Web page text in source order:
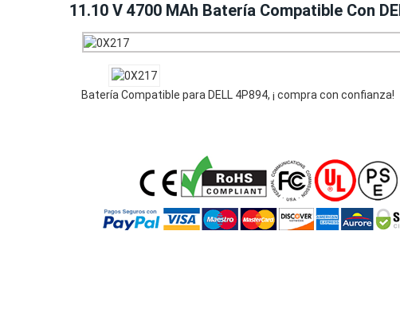
11.10 V 4700 MAh Batería Compatible Con
Batería Compatible para DELL 4P894, ¡ compra con confianza!